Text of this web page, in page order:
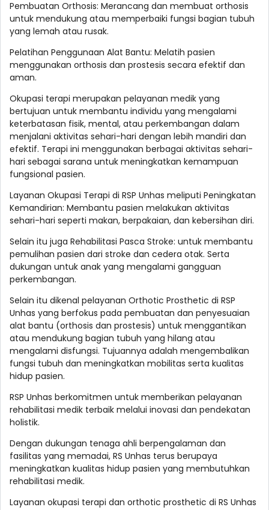
Pembuatan Orthosis: Merancang dan membuat orthosis
untuk mendukung atau memperbaiki fungsi bagian tubuh
yang lemah atau rusak.
Pelatihan Penggunaan Alat Bantu: Melatih pasien
menggunakan orthosis dan prostesis secara efektif dan
aman.
Okupasi terapi merupakan pelayanan medik yang
bertujuan untuk membantu individu yang mengalami
keterbatasan fisik, mental, atau perkembangan dalam
menjalani aktivitas sehari-hari dengan lebih mandiri dan
efektif. Terapi ini menggunakan berbagai aktivitas sehari-
hari sebagai sarana untuk meningkatkan kemampuan
fungsional pasien.
Layanan Okupasi Terapi di RSP Unhas meliputi Peningkatan
Kemandirian: Membantu pasien melakukan aktivitas
sehari-hari seperti makan, berpakaian, dan kebersihan diri.
Selain itu juga Rehabilitasi Pasca Stroke: untuk membantu
pemulihan pasien dari stroke dan cedera otak. Serta
dukungan untuk anak yang mengalami gangguan
perkembangan.
Selain itu dikenal pelayanan Orthotic Prosthetic di RSP
Unhas yang berfokus pada pembuatan dan penyesuaian
alat bantu (orthosis dan prostesis) untuk menggantikan
atau mendukung bagian tubuh yang hilang atau
mengalami disfungsi. Tujuannya adalah mengembalikan
fungsi tubuh dan meningkatkan mobilitas serta kualitas
hidup pasien.
RSP Unhas berkomitmen untuk memberikan pelayanan
rehabilitasi medik terbaik melalui inovasi dan pendekatan
holistik.
Dengan dukungan tenaga ahli berpengalaman dan
fasilitas yang memadai, RS Unhas terus berupaya
meningkatkan kualitas hidup pasien yang membutuhkan
rehabilitasi medik.
Layanan okupasi terapi dan orthotic prosthetic di RS Unhas